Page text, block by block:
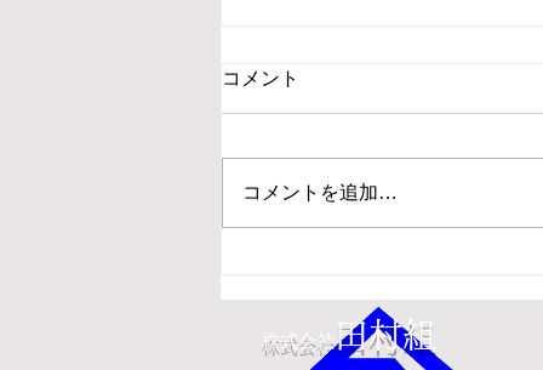
コメント
コメントを追加…
株式会社 田村組